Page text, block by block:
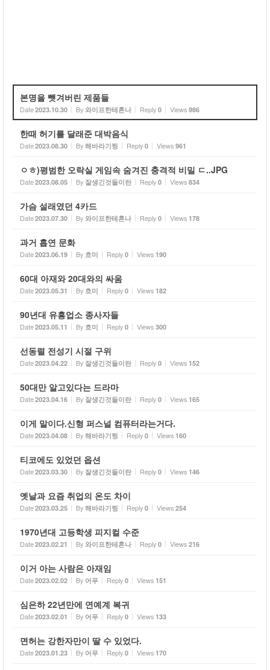
본명을 뺏겨버린 제품들
Date2023.10.30 By 와이프한테혼나 Reply 0 Views 986
한때 허기를 달래준 대박음식
Date2023.08.30 By 해바라기찡 Reply 0 Views 961
ㅇㅎ)평범한 오락실 게임속 숨겨진 충격적 비밀 ㄷ..JPG
Date2023.08.05 By 잘생긴것들이란 Reply 0 Views 834
가슴 설래였던 4카드
Date2023.07.30 By 와이프한테혼나 Reply 0 Views 178
과거 흡연 문화
Date2023.06.19 By 흐미 Reply 0 Views 190
60대 아재와 20대와의 싸움
Date2023.05.31 By 흐미 Reply 0 Views 182
90년대 유흥업소 종사자들
Date2023.05.11 By 흐미 Reply 0 Views 300
선동렬 전성기 시절 구위
Date2023.04.22 By 잘생긴것들이란 Reply 0 Views 152
50대만 알고있다는 드라마
Date2023.04.16 By 잘생긴것들이란 Reply 0 Views 165
이게 말이다.신형 퍼스널 컴퓨터라는거다.
Date2023.04.08 By 해바라기찡 Reply 0 Views 160
티코에도 있었던 옵션
Date2023.03.30 By 잘생긴것들이란 Reply 0 Views 146
옛날과 요즘 취업의 온도 차이
Date2023.03.25 By 해바라기찡 Reply 0 Views 254
1970년대 고등학생 피지컬 수준
Date2023.02.21 By 와이프한테혼나 Reply 0 Views 216
이거 아는 사람은 아재임
Date2023.02.02 By 어푸 Reply 0 Views 151
심은하 22년만에 연예계 복귀
Date2023.02.01 By 어푸 Reply 0 Views 133
면허는 강한자만이 딸 수 있었다.
Date2023.01.23 By 어푸 Reply 0 Views 170